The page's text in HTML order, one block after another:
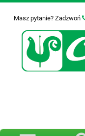
Masz pytanie? Zadzwoń